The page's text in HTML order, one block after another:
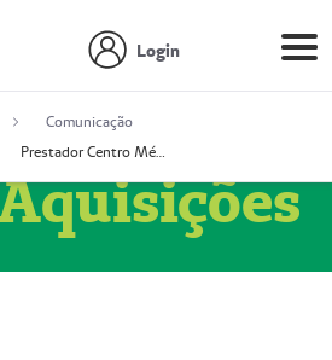
Login
Comunicação
Prestador Centro Médico Vitória Ltda, 51004350-4: Centro Médico Vitória Ltda (Nome Fantasia: Policlínica Master)